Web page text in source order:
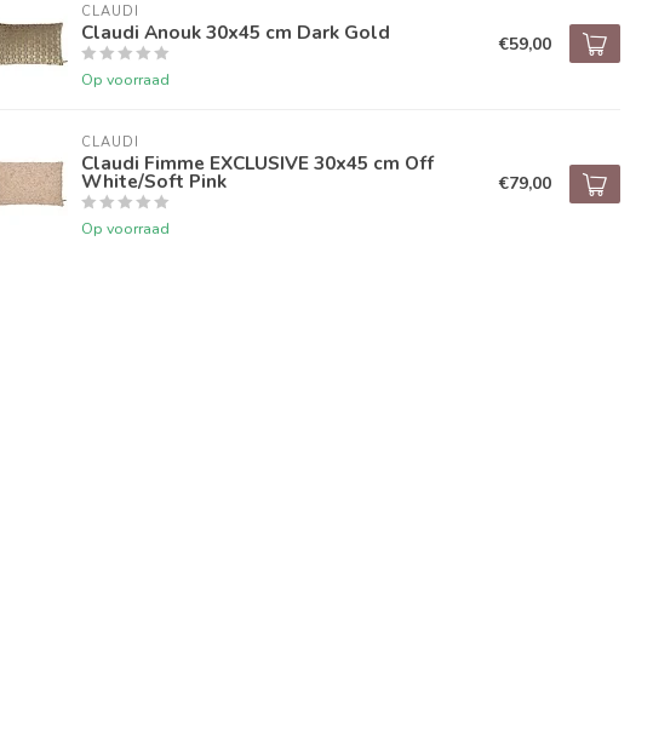
CLAUDI
Claudi Anouk 30x45 cm Dark Gold
Op voorraad
€59,00
CLAUDI
Claudi Fimme EXCLUSIVE 30x45 cm Off
White/Soft Pink
Op voorraad
€79,00